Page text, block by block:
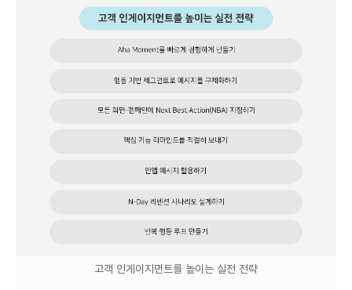
고객 인게이지먼트를 높이는 실전 전략